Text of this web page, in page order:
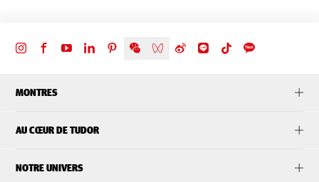
MONTRES
AU CŒUR DE TUDOR
NOTRE UNIVERS